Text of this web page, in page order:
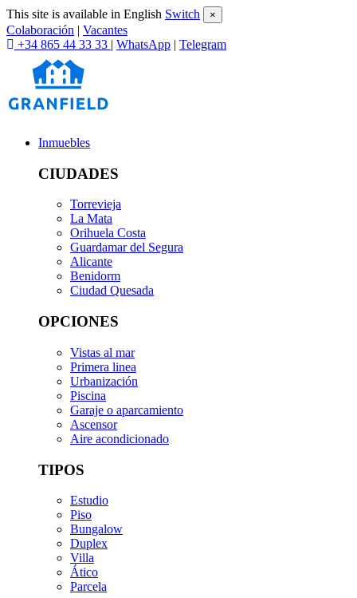
This site is available in English Switch ×
Colaboración | Vacantes
+34 865 44 33 33 | WhatsApp | Telegram
Inmuebles
CIUDADES
Torrevieja
La Mata
Orihuela Costa
Guardamar del Segura
Alicante
Benidorm
Ciudad Quesada
OPCIONES
Vistas al mar
Primera linea
Urbanización
Piscina
Garaje o aparcamiento
Ascensor
Aire acondicionado
TIPOS
Estudio
Piso
Bungalow
Duplex
Villa
Ático
Parcela